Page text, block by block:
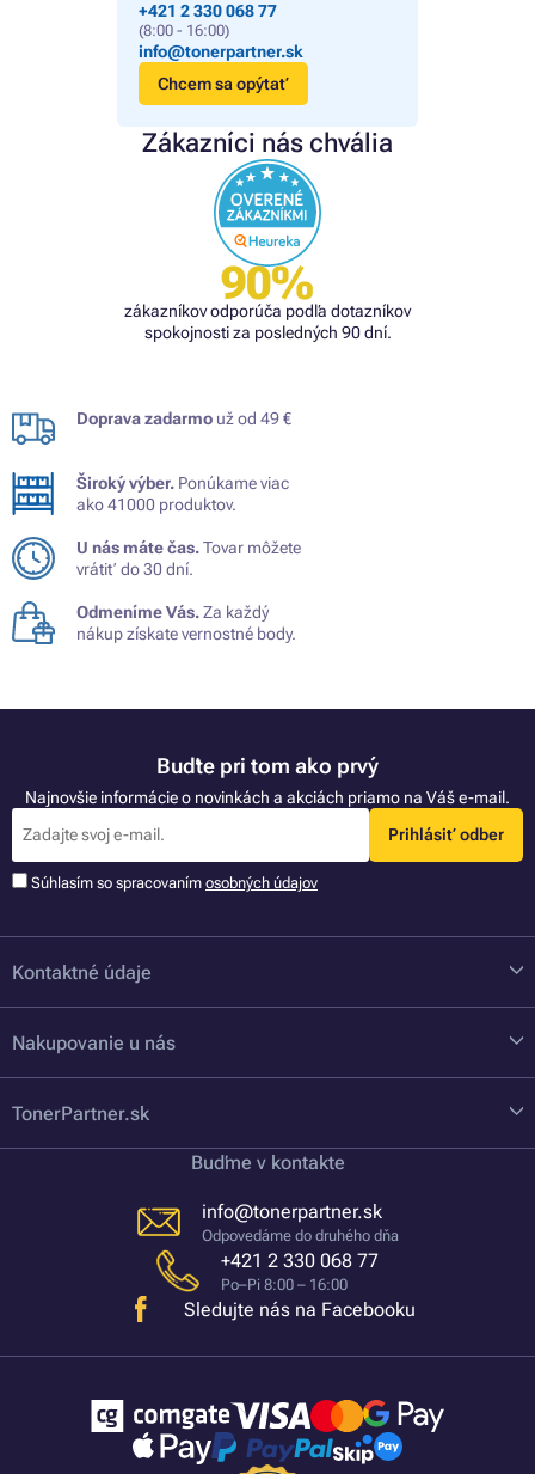
+421 2 330 068 77
(8:00 - 16:00)
info@tonerpartner.sk
Chcem sa opýtať
Zákazníci nás chvália
90%
zákazníkov odporúča podľa dotazníkov
spokojnosti za posledných 90 dní.
Doprava zadarmo už od 49 €
Široký výber. Ponúkame viac
ako 41000 produktov.
U nás máte čas.Tovar môžete
vrátiť do 30 dní.
Odmeníme Vás.Za každý
nákup získate vernostné body.
Buďte pri tom ako prvý
Najnovšie informácie o novinkách a akciách priamo na Váš e-mail.
Prihlásiť odber
Súhlasím so spracovaním osobných údajov
Kontaktné údaje
Nakupovanie u nás
TonerPartner.sk
Buďme v kontakte
info@tonerpartner.sk
Odpovedáme do druhého dňa
+421 2 330 068 77
Po–Pi 8:00 – 16:00
Sledujte nás na Facebooku